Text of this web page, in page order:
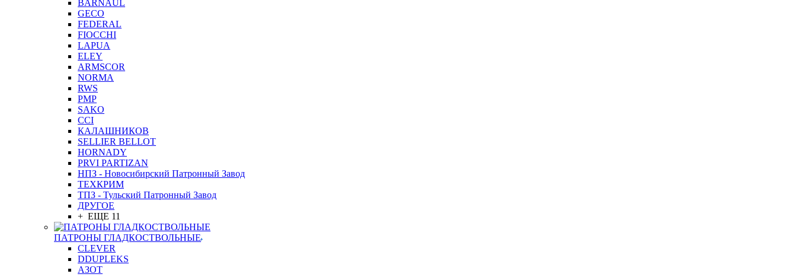
BARNAUL
GEСO
FEDERAL
FIOCCHI
LAPUA
ELEY
ARMSCOR
NORMA
RWS
PMP
SAKO
CCI
КАЛАШНИКОВ
SELLIER BELLOT
HORNADY
PRVI PARTIZAN
НПЗ - Новосибирский Патронный Завод
ТЕХКРИМ
ТПЗ - Тульский Патронный Завод
ДРУГОЕ
+ ЕЩЕ 11
ПАТРОНЫ ГЛАДКОСТВОЛЬНЫЕ
CLEVER
DDUPLEKS
АЗОТ